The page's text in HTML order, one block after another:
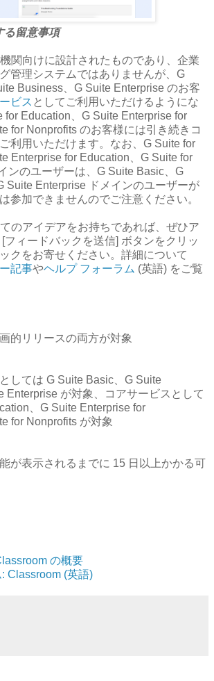
留意事項
関向けに設計されたものであり、企業
管理システムではありませんが、G
Business、G Suite Enterprise のお客
ビス としてご利用いただけるようにな
for Education、G Suite Enterprise for
for Nonprofits のお客様には引き続きコ
利用いただけます。なお、G Suite for
Enterprise for Education、G Suite for
ンのユーザーは、G Suite Basic、G
Suite Enterprise ドメインのユーザーが
参加できませんのでご注意ください。
のアイデアをお持ちであれば、ぜひア
フィードバックを送信] ボタンをクリッ
クをお寄せください。詳細について
記事やヘルプ フォーラム (英語) をご覧
的リリースの両方が対象
しては G Suite Basic、G Suite
Enterprise が対象、コアサービスとして
、G Suite Enterprise for
for Nonprofits が対象
が表示されるまでに 15 日以上かかる可
の概要
Classroom (英語)